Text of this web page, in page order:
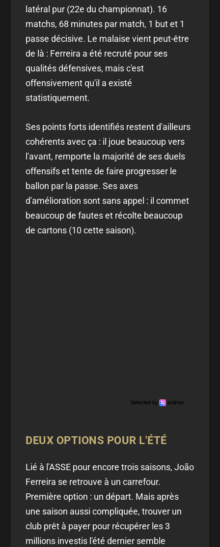
latéral pur (22e du championnat). 16
matchs, 68 minutes par match, 1 but et 1
passe décisive. Le malaise vient peut-être
de là : Ferreira a été recruté pour ses
qualités défensives, mais c'est
offensivement qu'il a existé
statistiquement.
Ses points forts identifiés restent d'ailleurs
cohérents avec ça : il joue beaucoup vers
l'avant, remporte la majorité de ses duels
offensifs et tente de faire progresser le
ballon par la passe. Ses axes
d'amélioration sont sans appel : il commet
beaucoup de fautes et récolte beaucoup
de cartons (10 cette saison).
DEUX OPTIONS POUR L'ÉTÉ
Lié à l'ASSE pour encore trois saisons, João
Ferreira se retrouve à un carrefour.
Première option : un départ. Mais après
une saison aussi compliquée, trouver un
club prêt à payer pour récupérer les 3
millions investis l'été dernier semble